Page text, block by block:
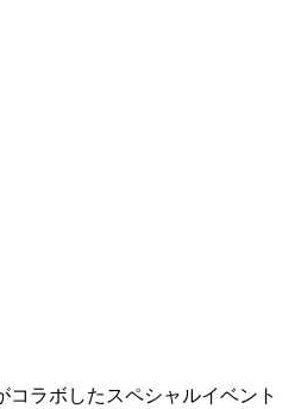
コラボしたスペシャルイベント